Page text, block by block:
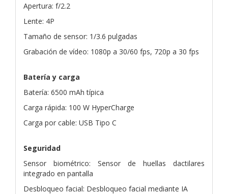
Apertura: f/2.2
Lente: 4P
Tamaño de sensor: 1/3.6 pulgadas
Grabación de vídeo: 1080p a 30/60 fps, 720p a 30 fps
Batería y carga
Batería: 6500 mAh típica
Carga rápida: 100 W HyperCharge
Carga por cable: USB Tipo C
Seguridad
Sensor biométrico: Sensor de huellas dactilares
integrado en pantalla
Desbloqueo facial: Desbloqueo facial mediante IA